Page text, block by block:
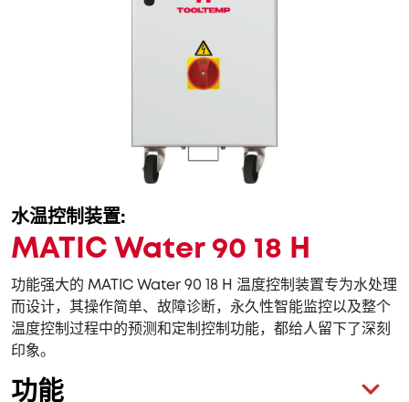
水温控制装置:
MATIC Water 90 18 H
功能强大的 MATIC Water 90 18 H 温度控制装置专为水处理
而设计，其操作简单、故障诊断，永久性智能监控以及整个
温度控制过程中的预测和定制控制功能，都给人留下了深刻
印象。
功能